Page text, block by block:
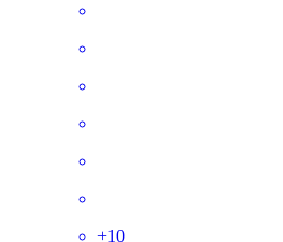
+10